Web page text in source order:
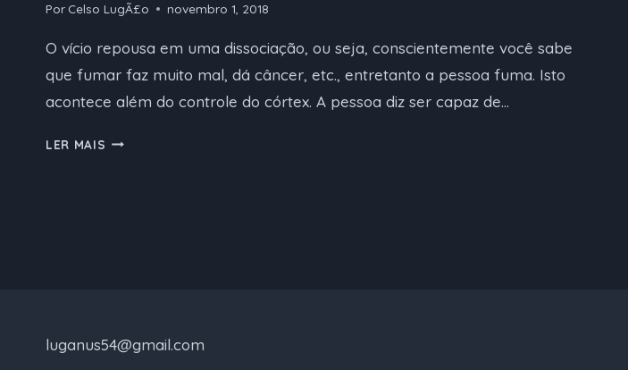
Por Celso LugÃ£o novembro 1, 2018
O vício repousa em uma dissociação, ou seja, conscientemente você sabe
que fumar faz muito mal, dá câncer, etc., entretanto a pessoa fuma. Isto
acontece além do controle do córtex. A pessoa diz ser capaz de…
LER MAIS SOBRE
luganus54@gmail.com